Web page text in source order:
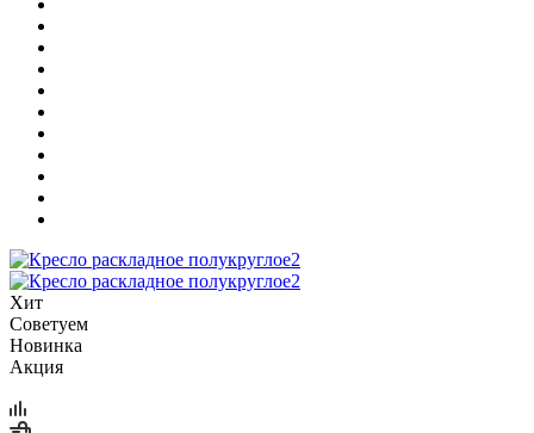
Хит
Советуем
Новинка
Акция